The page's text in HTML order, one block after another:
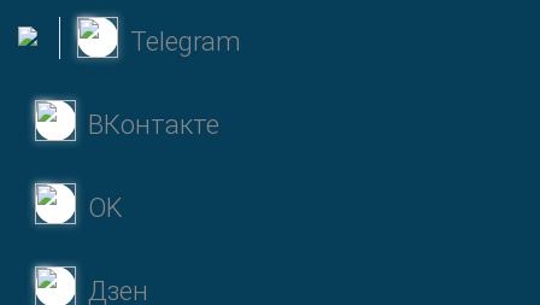
Telegram
ВКонтакте
OK
Дзен